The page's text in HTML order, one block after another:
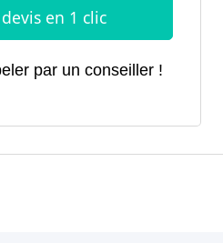
par un conseiller !